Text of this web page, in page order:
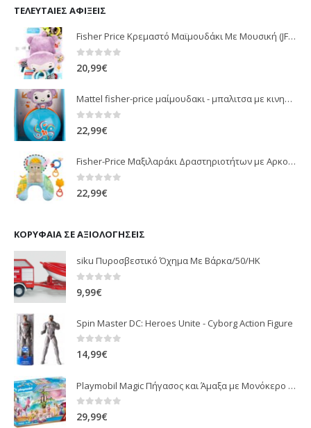
ΤΕΛΕΥΤΑΊΕΣ ΑΦΊΞΕΙΣ
Fisher Price Κρεμαστό Μαϊμουδάκι Με Μουσική (JFF02)
0 out of 5
20,99€
Mattel fisher-price μαίμουδακι - μπαλιτσα με κινηση JLB95
22,99€
Fisher-Price Μαξιλαράκι Δραστηριοτήτων με Αρκουδάκι (JHB44)
22,99€
ΚΟΡΥΦΑΊΑ ΣΕ ΑΞΙΟΛΟΓΉΣΕΙΣ
siku Πυροσβεστικό Όχημα Με Βάρκα/50/HK
9,99€
Spin Master DC: Heroes Unite - Cyborg Action Figure
0 out of 5
14,99€
Playmobil Magic Πήγασος και Άμαξα με Μονόκερο για 4-10 ετών
0 out of 5
29,99€